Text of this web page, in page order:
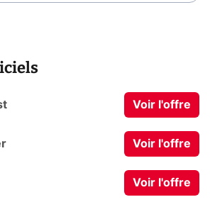
Voir l'offre
Voir l'offre
Voir l'offre